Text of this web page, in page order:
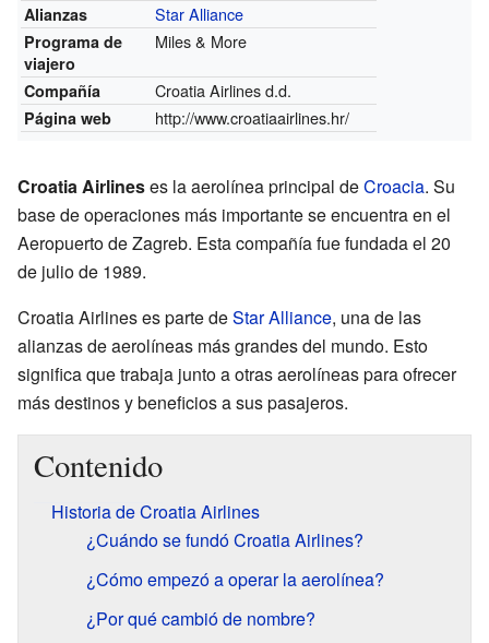
Alianzas Star Alliance
Programa de
viajero
Miles & More
Compañía Croatia Airlines d.d.
Página web http://www.croatiaairlines.hr/
Croatia Airlineses la aerolínea principal deCroacia. Su
base de operaciones más importante se encuentra en el
Aeropuerto de Zagreb. Esta compañía fue fundada el 20
de julio de 1989.
Croatia Airlines es parte deStar Alliance, una de las
alianzas de aerolíneas más grandes del mundo. Esto
significa que trabaja junto a otras aerolíneas para ofrecer
más destinos y beneficios a sus pasajeros.
Contenido
Historia de Croatia Airlines
¿Cuándo se fundó Croatia Airlines?
¿Cómo empezó a operar la aerolínea?
¿Por qué cambió de nombre?